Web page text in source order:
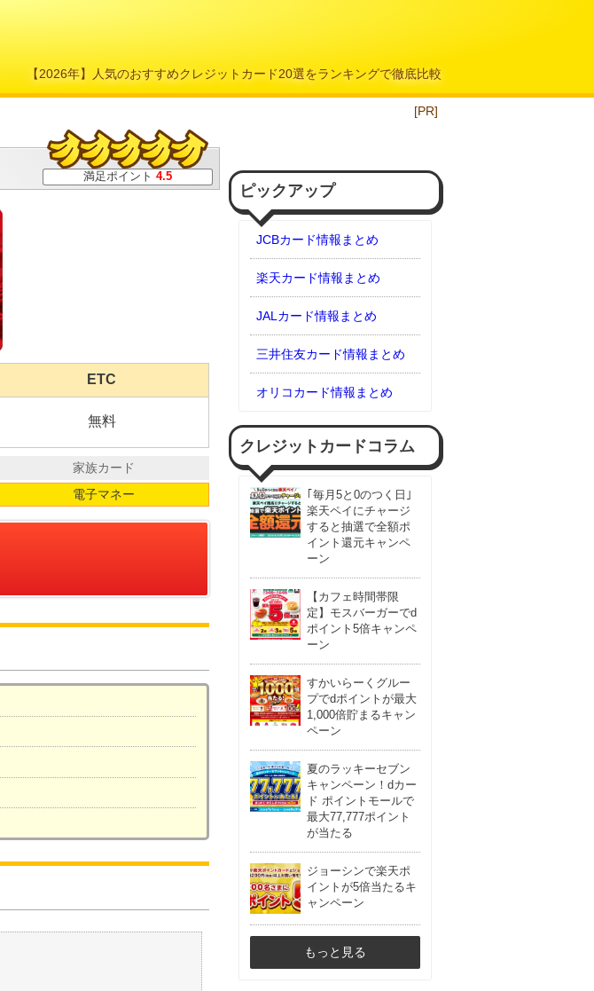
【2026年】人気のおすすめクレジットカード20選をランキングで徹底比較
[PR]
満足ポイント 4.5
ETC
無料
家族カード
電子マネー
ピックアップ
JCBカード情報まとめ
楽天カード情報まとめ
JALカード情報まとめ
三井住友カード情報まとめ
オリコカード情報まとめ
クレジットカードコラム
｢毎月5と0のつく日｣
楽天ペイにチャージ
すると抽選で全額ポ
イント還元キャンペ
ーン
【カフェ時間帯限
定】モスバーガーでd
ポイント5倍キャンペ
ーン
すかいらーくグルー
プでdポイントが最大
1,000倍貯まるキャン
ペーン
夏のラッキーセブン
キャンペーン！dカー
ド ポイントモールで
最大77,777ポイント
が当たる
ジョーシンで楽天ポ
イントが5倍当たるキ
ャンペーン
もっと見る